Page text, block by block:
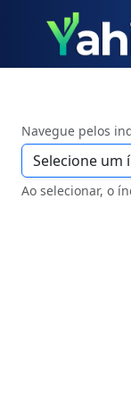
Navegue pelos
Ao selecionar, o